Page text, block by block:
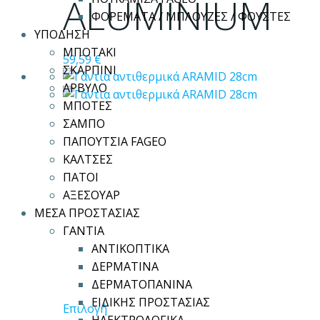
ΦΟΡΕΜΑΤΑ / ΜΠΛΟΥΖΕΣ / ΦΟΥΣΤΕΣ
ΥΠΟΔΗΣΗ
ΜΠΟΤΑΚΙ
ΣΚΑΡΠΙΝΙ
ΑΡΒΥΛΟ
ΜΠΟΤΕΣ
ΣΑΜΠΟ
ΠΑΠΟΥΤΣΙΑ FAGEO
ΚΑΛΤΣΕΣ
ΠΑΤΟΙ
ΑΞΕΣΟΥΑΡ
ΜΕΣΑ ΠΡΟΣΤΑΣΙΑΣ
ΓΑΝΤΙΑ
ΑΝΤΙΚΟΠΤΙΚΑ
ΔΕΡΜΑΤΙΝΑ
ΔΕΡΜΑΤΟΠΑΝΙΝΑ
ΕΙΔΙΚΗΣ ΠΡΟΣΤΑΣΙΑΣ
σελίδα
του
ALUMINIUM
59,59€
ΕπιλογήΑυτό